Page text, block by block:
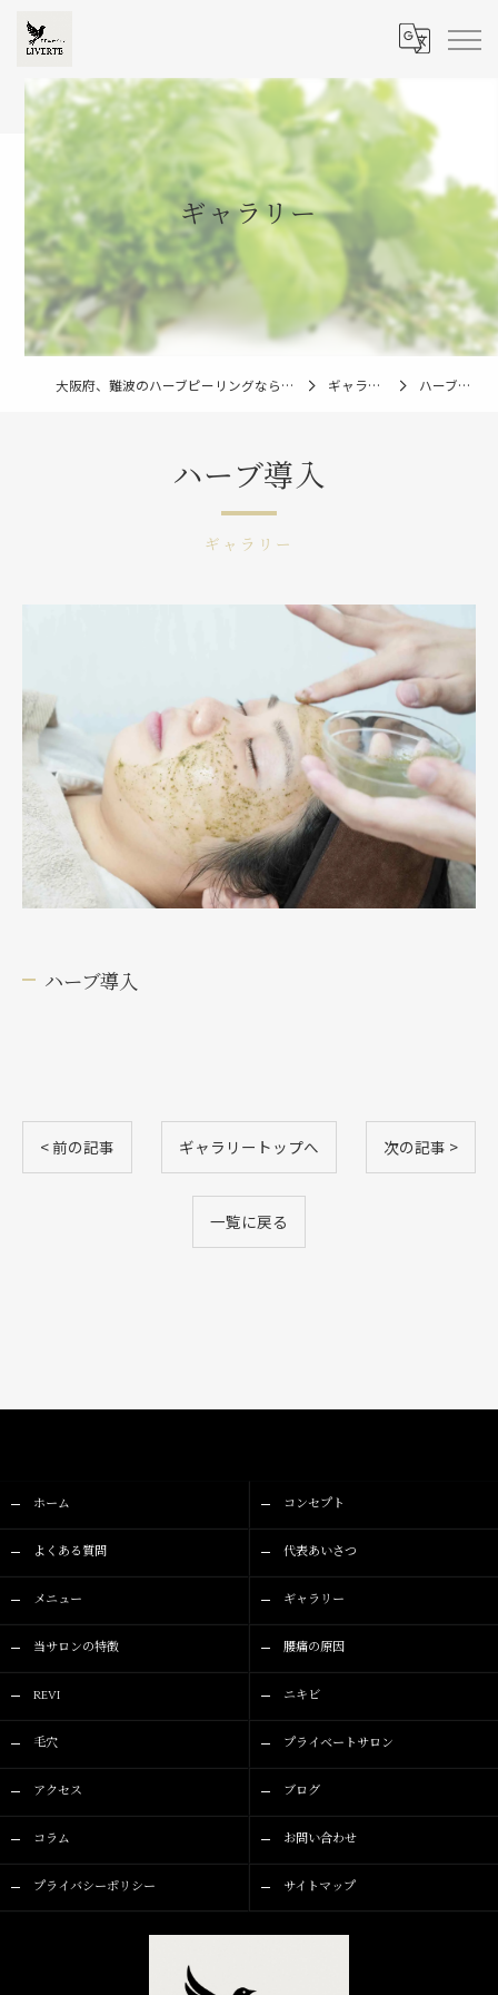
ギャラリー
大阪府、難波のハーブピーリングならLIVERTE ギャラリー ハーブ導入
ギャラリー
ハーブ導入
ハーブ導入
< 前の記事 ギャラリートップへ 次の記事 >
一覧に戻る
ホーム コンセプト
よくある質問 代表あいさつ
メニュー ギャラリー
当サロンの特徴 腰痛の原因
REVI ニキビ
毛穴 プライベートサロン
アクセス ブログ
コラム お問い合わせ
プライバシーポリシー サイトマップ